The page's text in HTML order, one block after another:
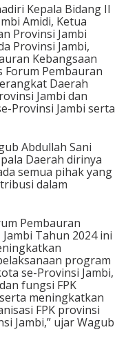
Kepala Bidang II
Amidi, Ketua
Provinsi Jambi
Provinsi Jambi,
Kebangsaan
Forum Pembauran
Daerah
Jambi dan
Provinsi Jambi serta
Abdullah Sani
Daerah dirinya
semua pihak yang
dalam
Pembauran
Tahun 2024 ini
program
se-Provinsi Jambi,
fungsi FPK
meningkatkan
FPK provinsi
Jambi,” ujar Wagub